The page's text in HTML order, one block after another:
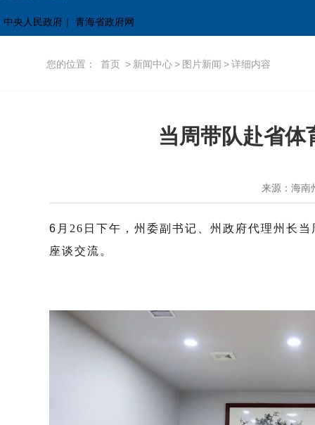
中央人民政府 | 青海省政府网
您的位置： 首页 > 新闻中心> 图片新闻 >详细内容
当周带队赴省体
来源：海南
6 月 26 日下午，州委副书记、州政府代理州长当
座谈交流。